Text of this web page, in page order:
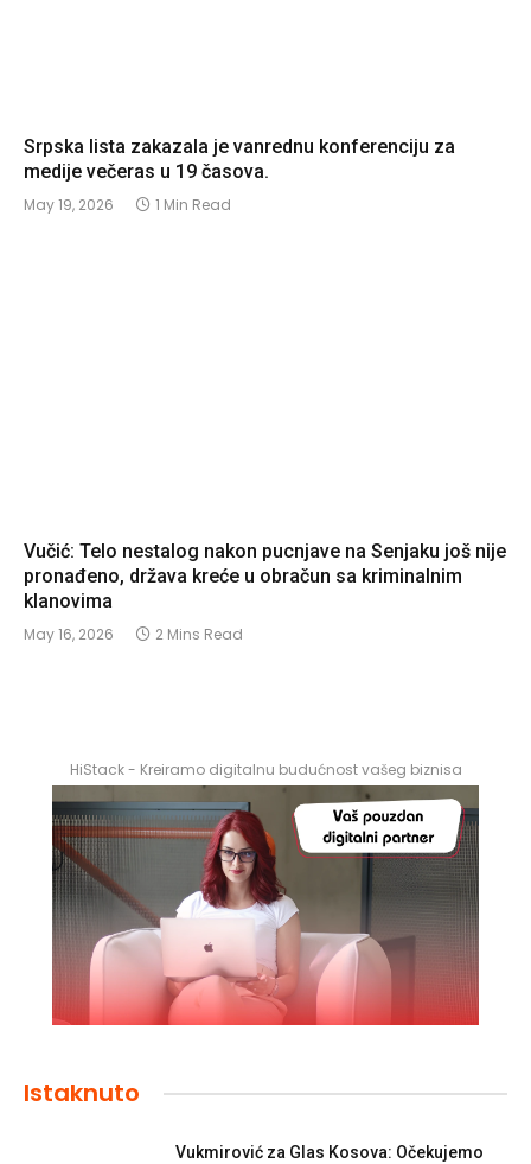
Srpska lista zakazala je vanrednu konferenciju za
medije večeras u 19 časova.
May 19, 2026 1 Min Read
Vučić: Telo nestalog nakon pucnjave na Senjaku još nije
pronađeno, država kreće u obračun sa kriminalnim
klanovima
May 16, 2026 2 Mins Read
HiStack - Kreiramo digitalnu budućnost vašeg biznisa
Istaknuto
Vukmirović za Glas Kosova: Očekujemo